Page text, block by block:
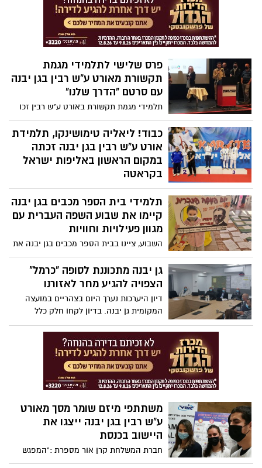
ליום פעילות אתגרי בחווה האקולוגית "עם
הטבע", זאת לאחר שבית הספר החליט כי
הגברת מודעות למשבר האקלים ותפקידו של
האדם בשימור המרחב הטבעי יעמדו מעכשיו
הלימודים.
פרס שלישי לתלמידי מגמת
תקשורת מאורט ע"ש רבין בגן יבנה
עם סרטם "הדרך שלנו"
תלמידי מגמת תקשורת באורט ע"ש רבין זכו
במקום השלישי בפסטיבל סולידריות בקולנוע
עם סרטם "הדרך שלנו" המלווה נער אוטיסט
עד לגיוסו לצבא.
כבוד! ליאליה טימושינקו, תלמידת
אורט ע"ש רבין בגן יבנה זכתה
במקום הראשון באליפות ישראל
בקראטה
ליאליה בת ה-15, תלמידת כיתת מופ"ת ט4
בבית הספר אורט ע"ש רבין, זכתה במקום
הראשון באליפות ישראל בקראטה שהתקיימה
ברעננה בשבוע שעבר.
תלמידי בית הספר מכבים בגן יבנה
קיימו את שבוע השפה העברית עם
מגוון פעילויות וחוויות
השבוע, ציינו בבית הספר מכבים בגן יבנה את
שבוע השפה העברית עם מגוון רחב של
פעילויות אשר שילבו למידה בדרך חווייתית
גן יבנה מתכוננת לסופה "כרמל"
הצפויה להגיע מחר לאזורנו
דיון היערכות נערך היום בצהריים במועצה
המקומית גן יבנה. בדיון לקחו חלק כלל
מחלקות המועצה לקראת כניסתה של הסופה
"כרמל" הצפויה להגיע לאזורנו מחר אחר
הצהריים.
משתתפי מיזם שומר מסך מאורט
ע"ש רבין בגן יבנה ייצגו את
היישוב בכנסת
חברת המשלחת קרן אור מספרת :"המפגש
בכנסת היה מרגש. השרה יפעת שאשא ביטון